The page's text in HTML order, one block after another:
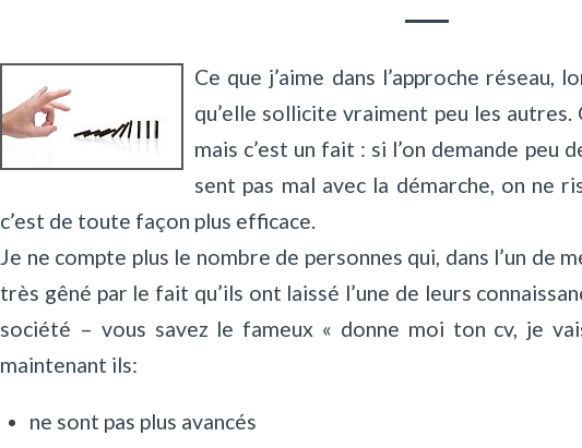
Ce que j’aime dans l’approche réseau,
qu’elle sollicite vraiment peu les
mais c’est un fait : si l’on demande peu
sent pas mal avec la démarche, on ne
c’est de toute façon plus efficace.
Je ne compte plus le nombre de personnes qui, dans l’un de
très gêné par le fait qu’ils ont laissé l’une de leurs
société – vous savez le fameux « donne moi ton cv, je
maintenant ils:
ne sont pas plus avancés